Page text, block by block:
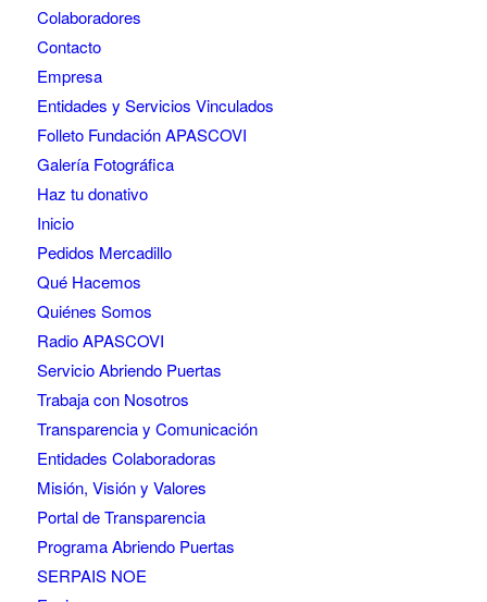
Colaboradores
Contacto
Empresa
Entidades y Servicios Vinculados
Folleto Fundación APASCOVI
Galería Fotográfica
Haz tu donativo
Inicio
Pedidos Mercadillo
Qué Hacemos
Quiénes Somos
Radio APASCOVI
Servicio Abriendo Puertas
Trabaja con Nosotros
Transparencia y Comunicación
Entidades Colaboradoras
Misión, Visión y Valores
Portal de Transparencia
Programa Abriendo Puertas
SERPAIS NOE